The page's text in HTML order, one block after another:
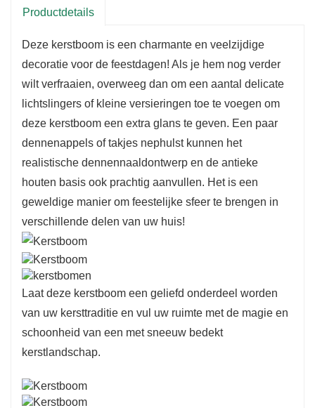
🌲Geweldig cadeau:
verspreiden van de vakantiesfeer onder
vrienden, familie of collega's.
Productdetails
Deze kerstboom is een charmante en veelzijdige
decoratie voor de feestdagen! Als je hem nog verder
wilt verfraaien, overweeg dan om een ​​aantal delicate
lichtslingers of kleine versieringen toe te voegen om
deze kerstboom een ​​extra glans te geven. Een paar
dennenappels of takjes nephulst kunnen het
realistische dennennaaldontwerp en de antieke
houten basis ook prachtig aanvullen. Het is een
geweldige manier om feestelijke sfeer te brengen in
verschillende delen van uw huis!
Laat deze kerstboom een ​​geliefd onderdeel worden
van uw kersttraditie en vul uw ruimte met de magie en
schoonheid van een met sneeuw bedekt
kerstlandschap.